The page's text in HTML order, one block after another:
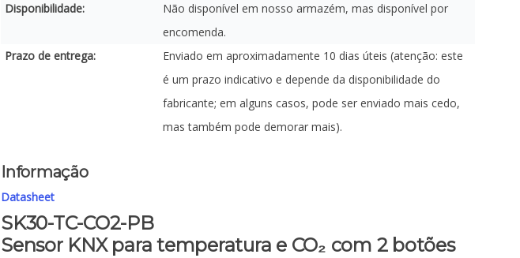
Disponibilidade:
Não disponível em nosso armazém, mas disponível por
encomenda.
Prazo de entrega:
Enviado em aproximadamente 10 dias úteis (atenção: este
é um prazo indicativo e depende da disponibilidade do
fabricante; em alguns casos, pode ser enviado mais cedo,
mas também pode demorar mais).
Informação
Datasheet
SK30-TC-CO2-PB
Sensor KNX para temperatura e CO₂ com 2 botões